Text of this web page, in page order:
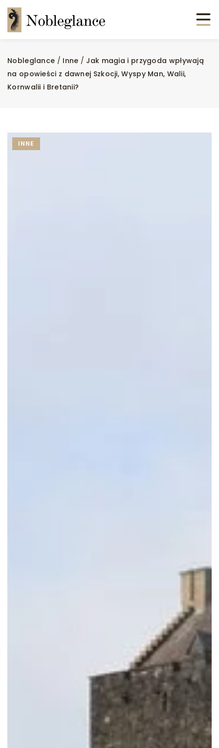
Nobleglance / Inne / Jak magia i przygoda wpływają
na opowieści z dawnej Szkocji, Wyspy Man, Walii,
Kornwalii i Bretanii?
INNE